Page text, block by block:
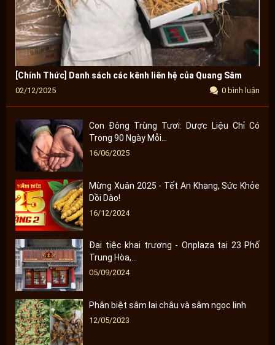
[Chính Thức] Danh sách các kênh liên hệ của Quang Sâm
02/12/2025 0 bình luận
Con Đông Trùng Tươi: Dược Liệu Chỉ Có
Trong 90 Ngày Mỗi...
16/06/2025
Mừng Xuân 2025 - Tết An Khang, Sức Khỏe
Dồi Dào!
16/12/2024
Đại tiệc khai trương - Onplaza tại 23 Phố
Trung Hòa,...
05/09/2024
Phân biệt sâm lai châu và sâm ngọc linh
12/05/2023